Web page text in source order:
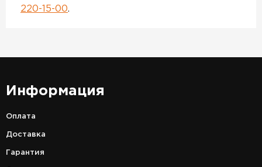
220-15-00.
Информация
Оплата
Доставка
Гарантия